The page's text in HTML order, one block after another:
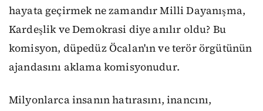
hayata geçirmek ne zamandır Milli Dayanışma,
Kardeşlik ve Demokrasi diye anılır oldu? Bu
komisyon, düpedüz Öcalan'ın ve terör örgütünün
ajandasını aklama komisyonudur.
Milyonlarca insanın hatırasını, inancını,